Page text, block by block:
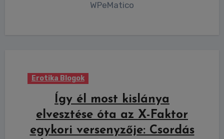
WPeMatico
Erotika Blogok
Így él most kislánya
elvesztése óta az X-Faktor
egykori versenyzője: Csordás